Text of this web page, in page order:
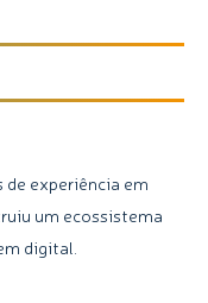
de experiência em
um ecossistema
digital.